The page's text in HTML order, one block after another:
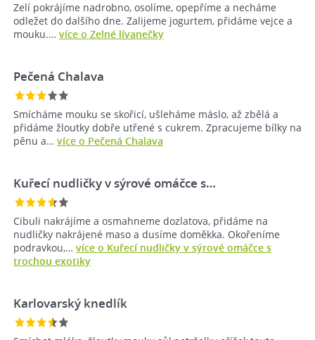
Zelí pokrájíme nadrobno, osolíme, opepříme a necháme
odležet do dalšího dne. Zalijeme jogurtem, přidáme vejce a
mouku.… více o Zelné lívanečky
Pečená Chalava
Smícháme mouku se skořicí, ušleháme máslo, až zbělá a
přidáme žloutky dobře utřené s cukrem. Zpracujeme bílky na
pěnu a… více o Pečená Chalava
Kuřecí nudličky v sýrové omáčce s…
Cibuli nakrájíme a osmahneme dozlatova, přidáme na
nudličky nakrájené maso a dusíme doměkka. Okořeníme
podravkou,… více o Kuřecí nudličky v sýrové omáčce s
trochou exotiky
Karlovarský knedlík